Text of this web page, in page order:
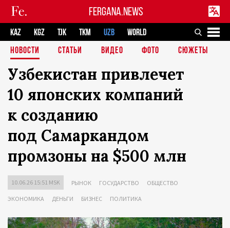
FERGANA.NEWS
KAZ KGZ TJK TKM UZB
WORLD
НОВОСТИ
СТАТЬИ ВИДЕО ФОТО СЮЖЕТЫ
Узбекистан привлечет
10 японских компаний
к созданию
под Самаркандом
промзоны на $500 млн
10.06.26 15:51 MSK РЫНОК ГОСУДАРСТВО ОБЩЕСТВО
ЭКОНОМИКА ДЕНЬГИ БИЗНЕС ПОЛИТИКА